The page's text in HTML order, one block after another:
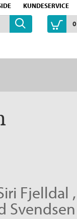
KUNDESERVICE
0
Fjelldal ,
Svendsen